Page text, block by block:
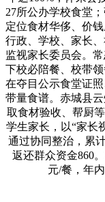
27所公办学校食堂
定位食材华侈、价
行政、学校、家长
监视家长委员会。
下校必陪餐、校带
在夺目公示食堂证
带量食谱。赤城县
取食材验收、帮厨
学生家长，以“家长
通过协同整治，累
返还群众资金860
元/餐，年